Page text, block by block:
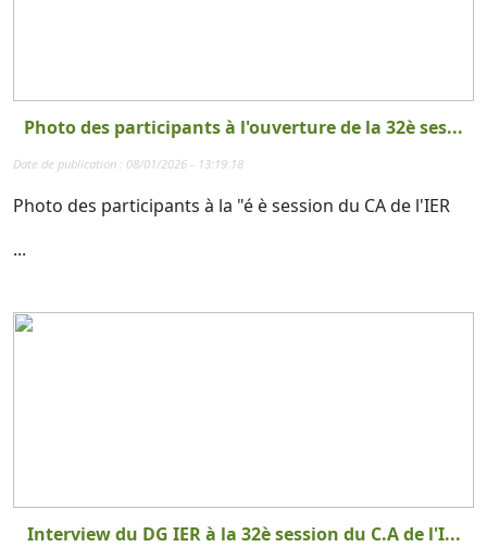
Photo des participants à l'ouverture de la 32è ses...
Date de publication : 08/01/2026 - 13:19:18
Photo des participants à la "é è session du CA de l'IER
...
Interview du DG IER à la 32è session du C.A de l'I...